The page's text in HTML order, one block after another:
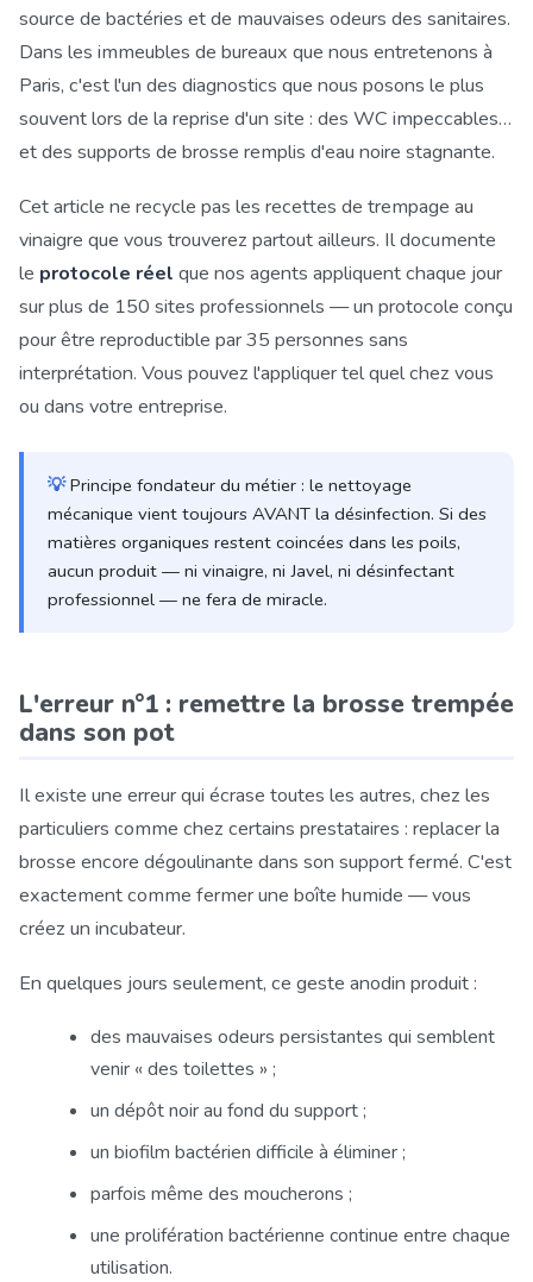
source de bactéries et de mauvaises odeurs des sanitaires.
Dans les immeubles de bureaux que nous entretenons à
Paris, c'est l'un des diagnostics que nous posons le plus
souvent lors de la reprise d'un site : des WC impeccables…
et des supports de brosse remplis d'eau noire stagnante.
Cet article ne recycle pas les recettes de trempage au
vinaigre que vous trouverez partout ailleurs. Il documente
le protocole réel que nos agents appliquent chaque jour
sur plus de 150 sites professionnels — un protocole conçu
pour être reproductible par 35 personnes sans
interprétation. Vous pouvez l'appliquer tel quel chez vous
ou dans votre entreprise.
💡Principe fondateur du métier : le nettoyage
mécanique vient toujours AVANT la désinfection. Si des
matières organiques restent coincées dans les poils,
aucun produit — ni vinaigre, ni Javel, ni désinfectant
professionnel — ne fera de miracle.
L'erreur n°1 : remettre la brosse trempée
dans son pot
Il existe une erreur qui écrase toutes les autres, chez les
particuliers comme chez certains prestataires : replacer la
brosse encore dégoulinante dans son support fermé. C'est
exactement comme fermer une boîte humide — vous
créez un incubateur.
En quelques jours seulement, ce geste anodin produit :
des mauvaises odeurs persistantes qui semblent
venir « des toilettes » ;
un dépôt noir au fond du support ;
un biofilm bactérien difficile à éliminer ;
parfois même des moucherons ;
une prolifération bactérienne continue entre chaque
utilisation.